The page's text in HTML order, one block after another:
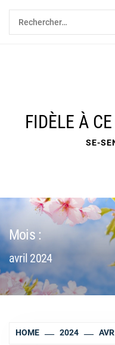
Skip
content
Rechercher :
FIDÈLE À
SE-
Mois :
avril 2024
HOME 2024